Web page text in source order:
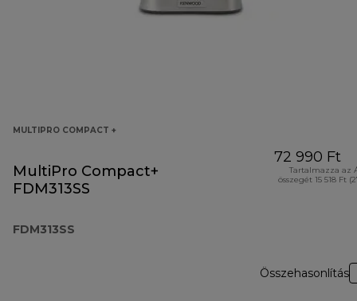
MULTIPRO COMPACT +
MultiPro Compact+
FDM313SS
FDM313SS
72 990 Ft
Tartalmazza az
összegét 15 518 Ft
Összehasonlítás